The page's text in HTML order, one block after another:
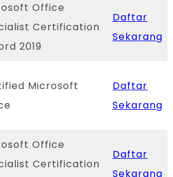
Office
Certification
2019
Daftar
Sekarang
Microsoft
Daftar
Sekarang
Office
Certification
Daftar
Sekarang